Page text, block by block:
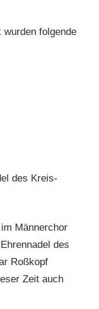
folgende
des Kreis-
Männerchor
des
Roßkopf
Zeit auch